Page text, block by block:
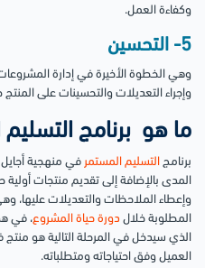
وكفاءة العمل.
5- التحسين
وهي الخطوة الأخيرة في إدارة
وإجراء التعديلات والتحسينات على المنتج
ما هو برنامج
برنامج التسليم المستمر في منهجية
المدى بالإضافة إلى تقديم منتجات
وإعطاء الملاحظات والتعديلات عليها،
المطلوبة خلال دورة حياة المشروع، في
الذي سيدخل في المرحلة التالية هو
العميل وفق احتياجاته ومتطلباته.